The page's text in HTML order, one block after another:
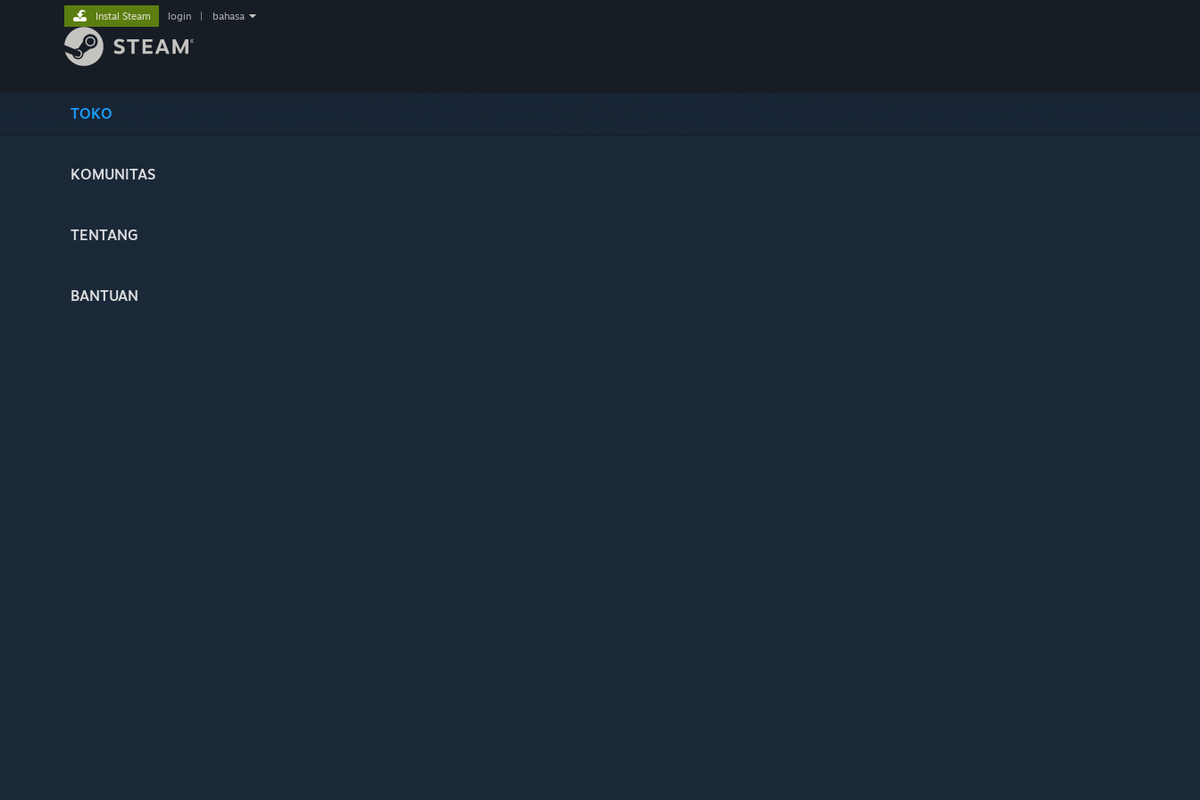
TOKO
KOMUNITAS
TENTANG
BANTUAN
Instal Steam login bahasa